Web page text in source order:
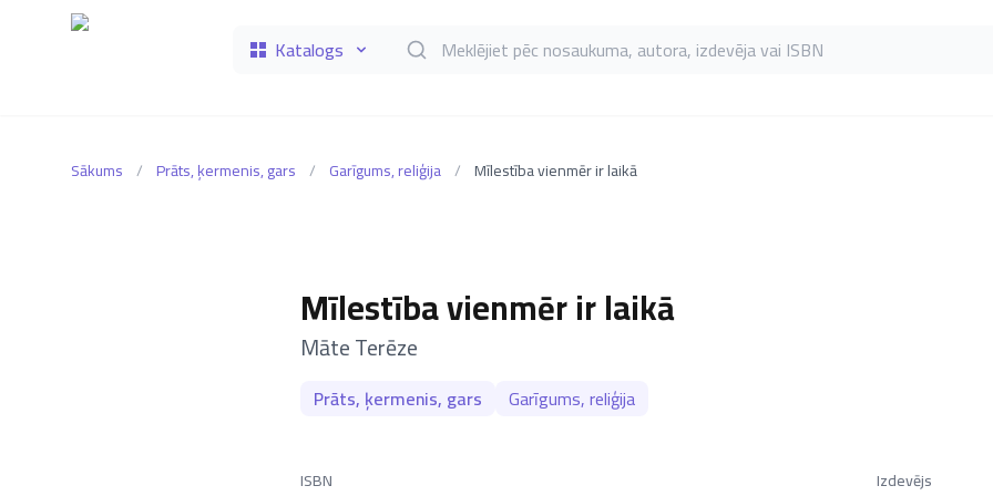
Katalogs Meklēt grāmatas pēc nosaukuma, autora, izdevēja vai ISBN
Sākums / Prāts, ķermenis, gars / Garīgums, reliģija / Mīlestība vienmēr ir laikā
Mīlestība vienmēr ir laikā
–
Māte Terēze
Prāts, ķermenis, gars Garīgums, reliģija
ISBN Izdevējs